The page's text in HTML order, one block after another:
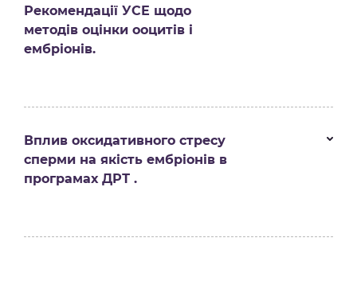
Рекомендації УСЕ щодо
методів оцінки ооцитів і
ембріонів.
Вплив оксидативного стресу
сперми на якість ембріонів в
програмах ДРТ .